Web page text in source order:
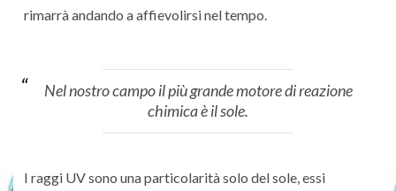
rimarrà andando a affievolirsi nel tempo.
Nel nostro campo il più grande motore di reazione
chimica è il sole.
I raggi UV sono una particolarità solo del sole, essi